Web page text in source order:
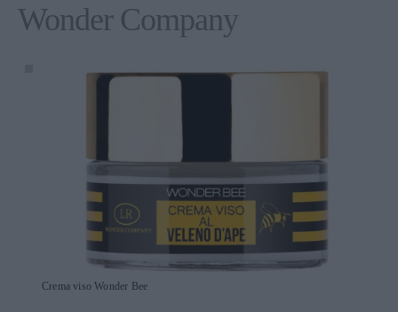
Wonder Company
Crema viso Wonder Bee